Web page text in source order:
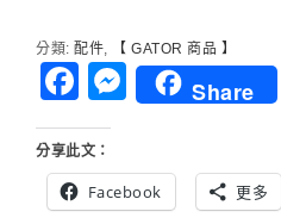
克
分類: 配件, 【 GATOR 商品 】
Facebook
Share
分享此文：
Facebook 更多